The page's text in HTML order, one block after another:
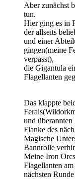
Aber zunächst
tun.
Hier ging es in
der allseits
und einer
gingen(meine
verpasst),
die Gigantula
Flagellanten
Das klappte
und
Flanke des
Magische
Bannrolle
Meine Iron
Flagellanten
nächsten